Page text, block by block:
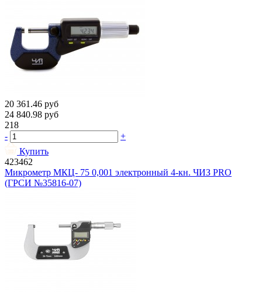
20 361.46 руб
24 840.98 руб
218
-
+
Купить
423462
Микрометр МКЦ- 75 0,001 электронный 4-кн. ЧИЗ PRO
(ГРСИ №35816-07)